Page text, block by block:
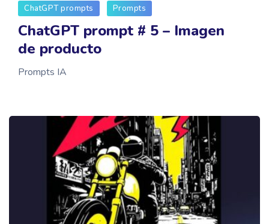
ChatGPT prompts Prompts
ChatGPT prompt # 5 – Imagen
de producto
Prompts IA